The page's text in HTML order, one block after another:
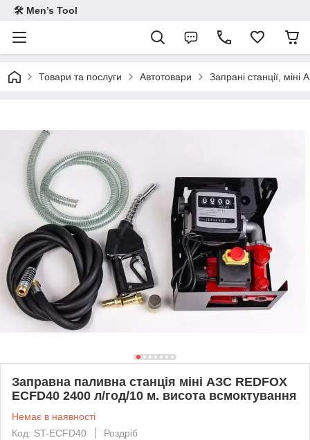
🛠 Men’s Tool
Товари та послуги Автотовари Запрані станції, міні
Заправна паливна станція міні АЗС REDFOX
ECFD40 2400 л/год/10 м. висота всмоктування
Немає в наявності
Код: ST-ECFD40
Роздріб